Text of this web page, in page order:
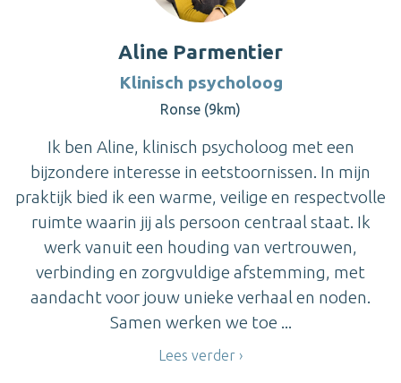
Aline Parmentier
Klinisch psycholoog
Ronse (9km)
Ik ben Aline, klinisch psycholoog met een
bijzondere interesse in eetstoornissen. In mijn
praktijk bied ik een warme, veilige en respectvolle
ruimte waarin jij als persoon centraal staat. Ik
werk vanuit een houding van vertrouwen,
verbinding en zorgvuldige afstemming, met
aandacht voor jouw unieke verhaal en noden.
Samen werken we toe ...
Lees verder